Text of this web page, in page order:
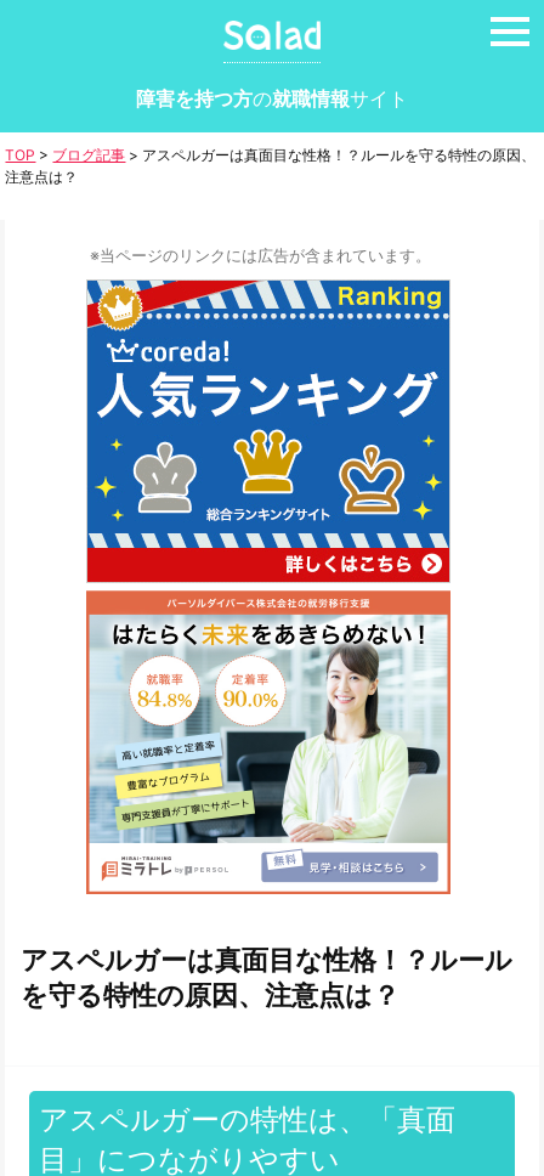
障害を持つ方の就職情報サイト
TOP > ブログ記事 > アスペルガーは真面目な性格！？ルールを守る特性の原因、
注意点は？
※当ページのリンクには広告が含まれています。
アスペルガーは真面目な性格！？ルール
を守る特性の原因、注意点は？
アスペルガーの特性は、「真面
目」につながりやすい